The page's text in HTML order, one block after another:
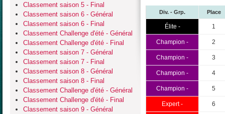
Classement saison 5 - Final
Classement saison 6 - Général
Classement saison 6 - Final
Classement Challenge d'été - Général
Classement Challenge d'été - Final
Classement saison 7 - Général
Classement saison 7 - Final
Classement saison 8 - Général
Classement saison 8 - Final
Classement Challenge d'été - Général
Classement Challenge d'été - Final
Classement saison 9 - Général
Div. - Grp. Place
Élite - 1
Champion - 2
Champion - 3
Champion - 4
Champion - 5
Expert - 6